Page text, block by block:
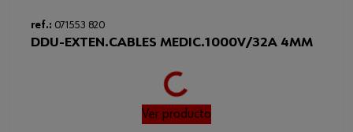
ref.: 071553 820
DDU-EXTEN.CABLES MEDIC.1000V/32A 4MM
Loading...
Ver producto